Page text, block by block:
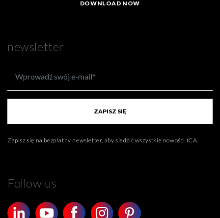
DOWNLOAD NOW
newsletter
ZAPISZ SIĘ
Zapisz się na bezpłatny newsletter, aby śledzić wszystkie nowości ICA.
Follow us